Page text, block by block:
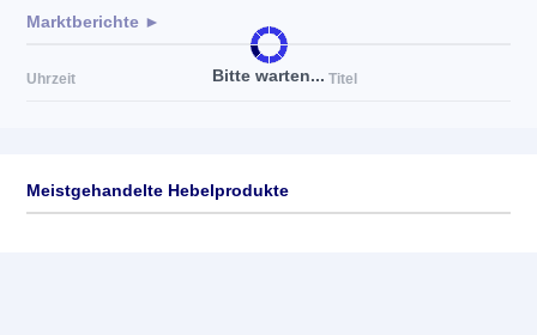
Bitte warten...
Marktberichte ►
Uhrzeit Titel
Meistgehandelte Hebelprodukte